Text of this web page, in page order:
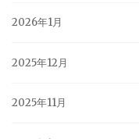
2026年1月
2025年12月
2025年11月